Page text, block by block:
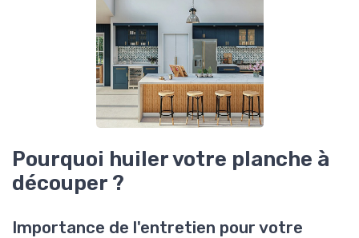
Pourquoi huiler votre planche à
découper ?
Importance de l'entretien pour votre